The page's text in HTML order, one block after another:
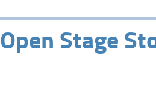
Open Stage